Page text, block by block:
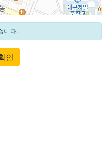
니다.
인